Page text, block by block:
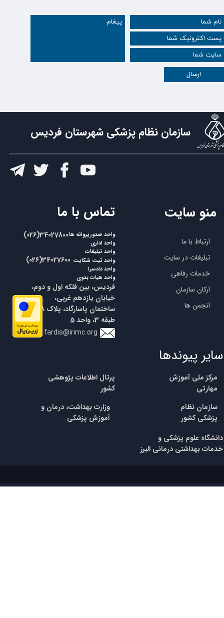
ارسال
سازمان نظام پزشکی شهرستان فردیس
ارتباط با ما
تبلیغات در سایت
خدمات رفاهی
ارکان سازمان
انجمن ها
منو سایت ​تماس با ما
​​(026)34027800
fardis@irimc.org
​​(026)34027600
واحد صدورپروانه ها
واحد اداری
واحد تبلیغات
واحد ثبت شکایت
واحد دادسرا
واحد هیات بدوی
فردیس، بین فلکه اول و دوم،
خیابان یازدهم غربی،
طبقه 3، واحد 5
سایر پیوندها
پرتال اطلاعات پژوهشی
کشور
مرکز ملی آموزش
مهارتی
​سازمان نظام
پزشکیکشور
وزارت بهداشت، درمان و
آموزش پزشکی
​​دانشگاه علوم پزشکی و
خدمات بهداشتی درمانی البرز